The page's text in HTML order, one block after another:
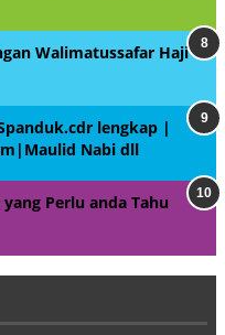
Walimatussafar Haji
lengkap |
Nabi dll
Perlu anda Tahu